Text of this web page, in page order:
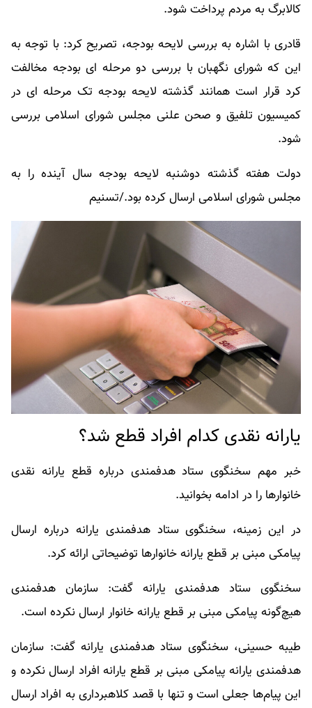
کالابرگ به مردم پرداخت شود.
قادری با اشاره به بررسی لایحه بودجه، تصریح کرد: با توجه به
این که شورای نگهبان با بررسی دو مرحله ای بودجه مخالفت
کرد قرار است همانند گذشته لایحه بودجه تک مرحله ای در
کمیسیون تلفیق و صحن علنی مجلس شورای اسلامی بررسی
شود.
دولت هفته گذشته دوشنبه لایحه بودجه سال آینده را به
مجلس شورای اسلامی ارسال کرده بود./تسنیم
یارانه نقدی کدام افراد قطع شد؟
خبر مهم سخنگوی ستاد هدفمندی درباره قطع یارانه نقدی
خانوارها را در ادامه بخوانید.
در این زمینه، سخنگوی ستاد هدفمندی یارانه درباره ارسال
پیامکی مبنی بر قطع یارانه خانوارها توضیحاتی ارائه کرد.
سخنگوی ستاد هدفمندی یارانه گفت: سازمان هدفمندی
هیچ‌گونه پیامکی مبنی بر قطع یارانه خانوار ارسال نکرده است.
طیبه حسینی، سخنگوی ستاد هدفمندی یارانه گفت: سازمان
هدفمندی یارانه پیامکی مبنی بر قطع یارانه افراد ارسال نکرده و
این پیام‌ها جعلی است و تنها با قصد کلاهبرداری به افراد ارسال